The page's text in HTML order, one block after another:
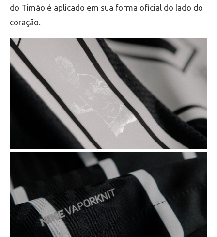
do Timão é aplicado em sua forma oficial do lado do
coração.